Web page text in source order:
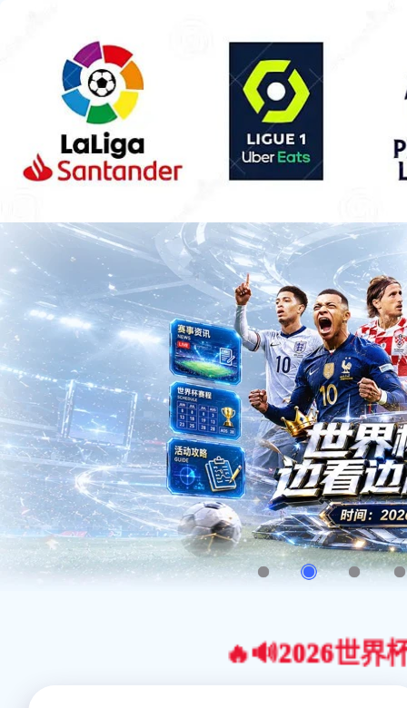
🔥🔊2026世界杯官网